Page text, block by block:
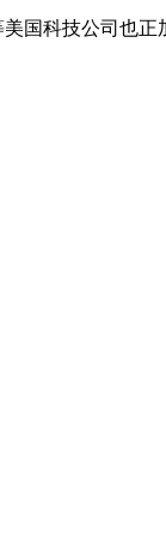
国科技公司也